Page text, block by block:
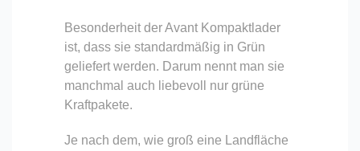
Besonderheit der Avant Kompaktlader
ist, dass sie standardmäßig in Grün
geliefert werden. Darum nennt man sie
manchmal auch liebevoll nur grüne
Kraftpakete.
Je nach dem, wie groß eine Landfläche